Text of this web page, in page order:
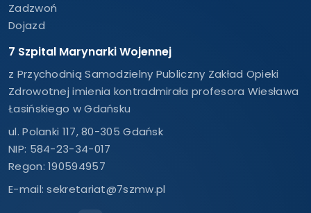
Zadzwoń
Dojazd
7 Szpital Marynarki Wojennej
z Przychodnią Samodzielny Publiczny Zakład Opieki
Zdrowotnej imienia kontradmirała profesora Wiesława
Łasińskiego w Gdańsku
ul. Polanki 117, 80-305 Gdańsk
NIP: 584-23-34-017
Regon: 190594957
E-mail:sekretariat@7szmw.pl